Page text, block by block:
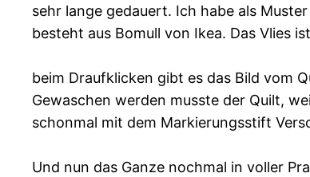
sehr lange gedauert. Ich habe als
besteht aus Bomull von Ikea. Das Vlies
beim Draufklicken gibt es das Bild vom
Gewaschen werden musste der Quilt,
schonmal mit dem Markierungsstift
Und nun das Ganze nochmal in voller